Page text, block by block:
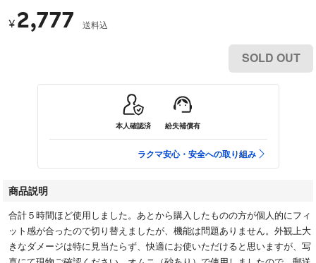
¥ 2,777 送料込
SOLD OUT
本人確認済 紛失補償有
ラクマ安心・安全への取り組み
商品説明
合計５時間ほど使用しました。あとから購入したものの方が個人的にフィ
ット感が合ったので切り替えましたが、機能は問題ありません。外観上大
きなダメージは特に見当たらず、快適にお使いただけると思いますが、写